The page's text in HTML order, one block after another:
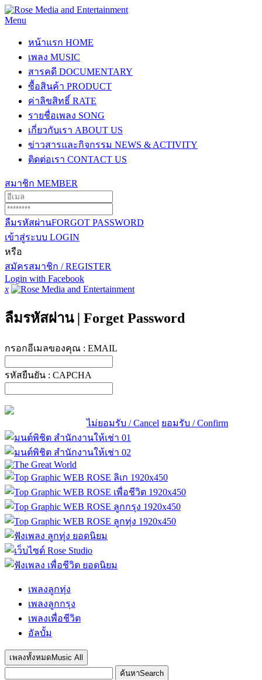
Menu
หน้าแรก HOME
เพลง MUSIC
สารคดี DOCUMENTARY
ซื้อสินค้า PRODUCT
ค่าลิขสิทธิ์ RATE
รายชื่อเพลง SONG
เกี่ยวกับเรา ABOUT US
ข่าวสารและกิจกรรม NEWS & ACTIVITY
ติดต่อเรา CONTACT US
สมาชิก MEMBER
ลืมรหัสผ่านFORGOT PASSWORD
เข้าสู่ระบบ LOGIN
หรือ
สมัครสมาชิก / REGISTER
Login with Facebook
x
ลืมรหัสผ่าน | Forget Password
กรอกอีเมลของคุณ : EMAIL
รหัสยืนยัน : CAPCHA
ไม่ยอมรับ / Cancel ยอมรับ / Confirm
เพลงลูกทุ่ง
เพลงลูกกรุง
เพลงเพื่อชีวิต
อัลบั้ม
เพลงทั้งหมด Music All
ค้นหาSearch